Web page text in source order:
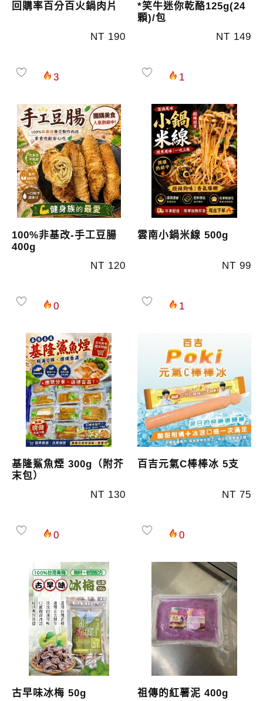
回購率百分百火鍋肉片
NT 190
3
*笑牛迷你乾酪125g(24
顆)/包
NT 149
1
100%非基改-手工豆腸
400g
NT 120
0
雲南小鍋米線 500g
NT 99
1
基隆鯊魚煙 300g（附芥
末包）
NT 130
0
百吉元氣C棒棒冰 5支
NT 75
0
古早味冰梅 50g 祖傳的紅薯泥 400g